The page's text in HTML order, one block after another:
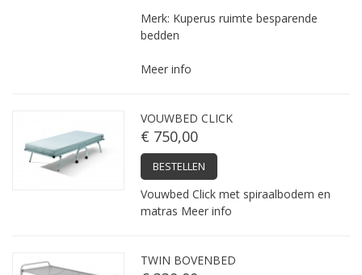
Merk: Kuperus ruimte besparende
bedden
Meer info
VOUWBED CLICK
€ 750,00
BESTELLEN
Vouwbed Click met spiraalbodem en
matras Meer info
TWIN BOVENBED